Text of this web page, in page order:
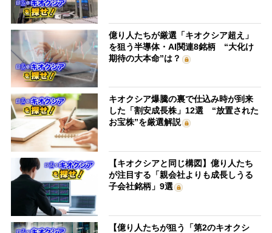
億り人たちが厳選「キオクシア超え」
を狙う半導体・AI関連8銘柄 “大化け
期待の大本命”は？
キオクシア爆騰の裏で仕込み時が到来
した「割安成長株」12選 “放置された
お宝株”を厳選解説
【キオクシアと同じ構図】億り人たち
が注目する「親会社よりも成長しうる
子会社銘柄」9選
【億り人たちが狙う「第2のキオクシ